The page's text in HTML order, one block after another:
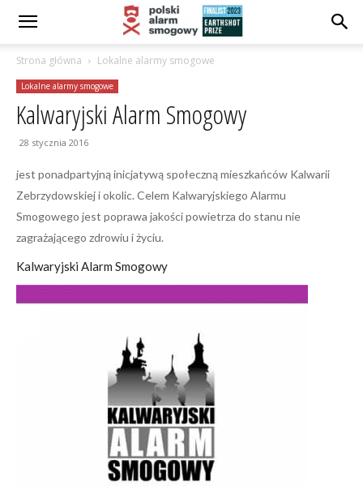
Strona główna Lokalne alarmy smogowe
Lokalne alarmy smogowe
Kalwaryjski Alarm Smogowy
28 stycznia 2016
jest ponadpartyjną inicjatywą społeczną mieszkańców Kalwarii
Zebrzydowskiej i okolic. Celem Kalwaryjskiego Alarmu
Smogowego jest poprawa jakości powietrza do stanu nie
zagrażającego zdrowiu i życiu.
Kalwaryjski Alarm Smogowy